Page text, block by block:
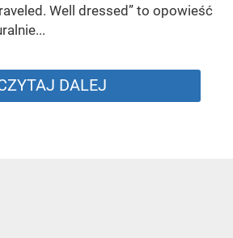
Well dressed” to opowieść
DALEJ